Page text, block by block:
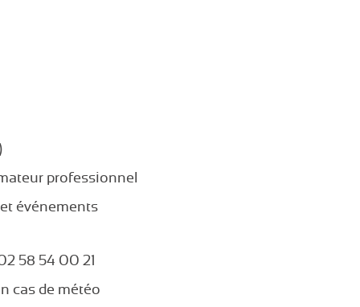
professionnel
événements
58 54 00 21
cas de météo